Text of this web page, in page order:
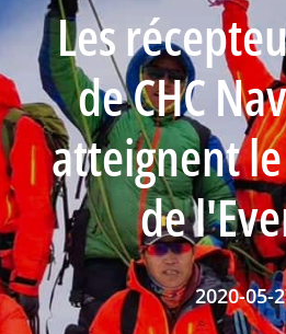
Les
de CHC
atteignent
de
2020-05-